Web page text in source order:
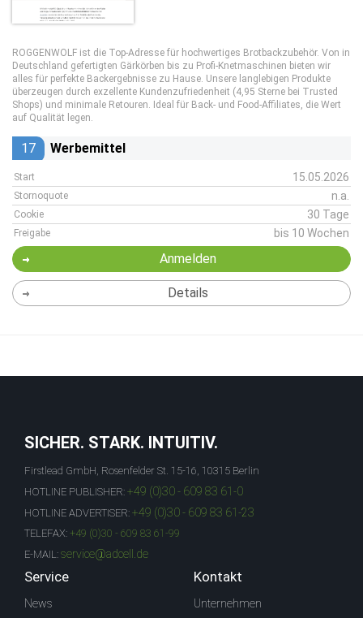
ROGGENWOLF ist die Top-Adresse für hochwertiges Brotbackzubehör. Von in
Deutschland gefertigten Gärkörben bis zu Profi-Knetmaschinen bieten wir
alles für perfekte Backergebnisse zu Hause. Unsere langlebigen Produkte
überzeugen durch exzellente Kundenzufriedenheit (4,95 Sterne bei Trusted
Shops) und minimale Retouren. Ideal für Back- und Food-Affiliates, die Wert
auf Qualität legen.
17 Werbemittel
Start 15.05.2026
Stornoquote n.a.
Cookie 30 Tage
Freigabe bis 10 Wochen
Anmelden
Details
SICHER. STARK. INTUITIV.
Firstlead GmbH, Rosenfelder St. 15-16, 10315 Berlin
HOTLINE PUBLISHER: +49 (0)30 - 609 83 61-0
HOTLINE ADVERTISER: +49 (0)30 - 609 83 61-23
TELEFAX: +49 (0)30 - 609 83 61-99
E-MAIL: service@adcell.de
Service
News
Kontakt
Unternehmen